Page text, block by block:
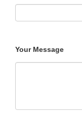
Your Message